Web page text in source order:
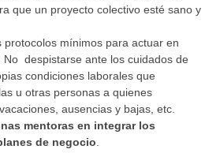
que un proyecto colectivo esté sano y
protocolos mínimos para actuar en
No despistarse ante los cuidados de
condiciones laborales que
u otras personas a quienes
ausencias y bajas, etc.
mentoras en integrar los
de negocio